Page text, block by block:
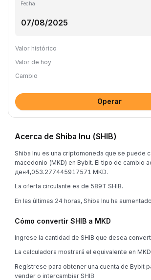
Fecha
Valor histórico
Valor de hoy
Cambio
Operar
Acerca de Shiba Inu (SHIB)
Shiba Inu es una criptomoneda que se puede
macedonio (MKD) en Bybit. El tipo de cambio
ден4,053.277445917571 MKD.
La oferta circulante es de 589T SHIB.
En las últimas 24 horas, Shiba Inu ha
Cómo convertir SHIB a MKD
Ingrese la cantidad de SHIB que desea
La calculadora mostrará el equivalente en MKD
Regístrese para obtener una cuenta de Bybit
vender o intercambiar SHIB